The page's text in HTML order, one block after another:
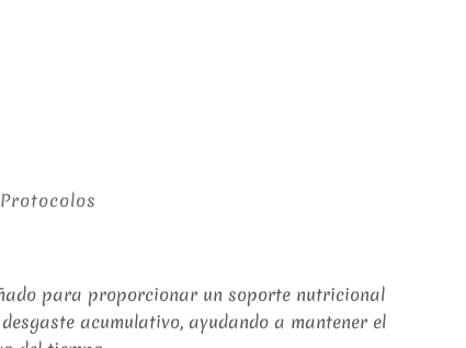
Protocolos
para proporcionar un soporte nutricional
acumulativo, ayudando a mantener el